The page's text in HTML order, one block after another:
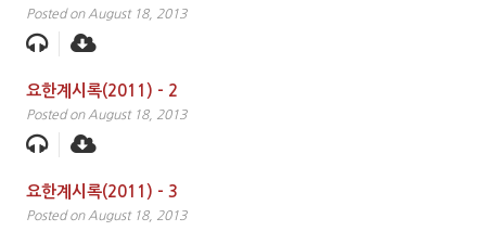
Posted on August 18, 2013
요한계시록(2011) – 2
Posted on August 18, 2013
요한계시록(2011) – 3
Posted on August 18, 2013